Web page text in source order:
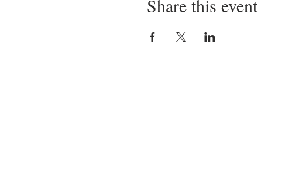
Share this event